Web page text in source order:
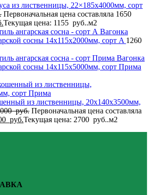
из лиственницы, 22×185x4000мм, сорт
Первоначальная цена составляла 1650
Текущая цена: 1155 руб..м2
Вагонка
сосны 14x115x2000мм, сорт A 1260
Вагонка
сосны 14x115x5000мм, сорт Прима
из лиственницы, 20x140x3500мм,
руб. Первоначальная цена составляла
руб.Текущая цена: 2700 руб..м2